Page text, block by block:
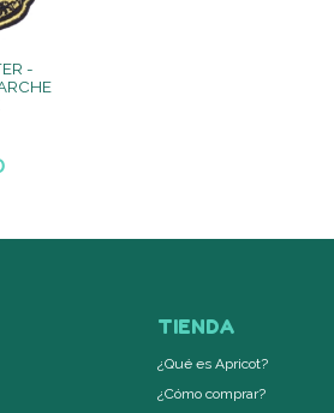
-
TIENDA
¿Qué es Apricot?
¿Cómo comprar?